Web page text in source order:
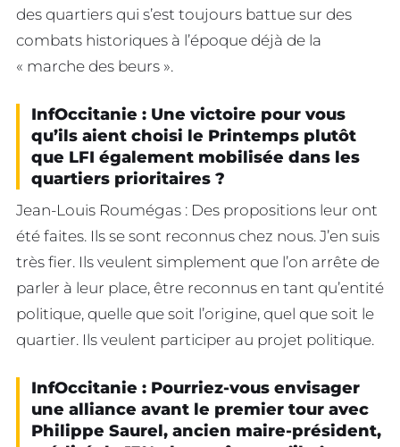
des quartiers qui s’est toujours battue sur des
combats historiques à l’époque déjà de la
« marche des beurs ».
InfOccitanie : Une victoire pour vous
qu’ils aient choisi le Printemps plutôt
que LFI également mobilisée dans les
quartiers prioritaires ?
Jean-Louis Roumégas : Des propositions leur ont
été faites. Ils se sont reconnus chez nous. J’en suis
très fier. Ils veulent simplement que l’on arrête de
parler à leur place, être reconnus en tant qu’entité
politique, quelle que soit l’origine, quel que soit le
quartier. Ils veulent participer au projet politique.
InfOccitanie : Pourriez-vous envisager
une alliance avant le premier tour avec
Philippe Saurel, ancien maire-président,